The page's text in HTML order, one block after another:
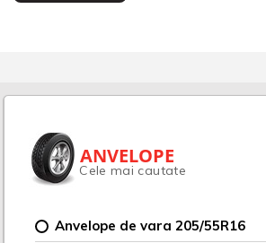
ANVELOPE
Cele mai cautate
Anvelope de vara 205/55R16